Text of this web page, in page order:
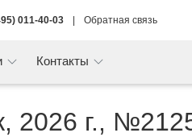
011-40-03 Обратная связь
Контакты
2026 г.,